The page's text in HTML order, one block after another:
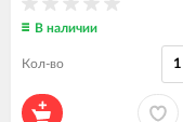
В наличии
Кол-во